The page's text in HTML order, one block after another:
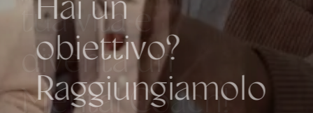
Hai un
obiettivo?
Raggiungiamolo